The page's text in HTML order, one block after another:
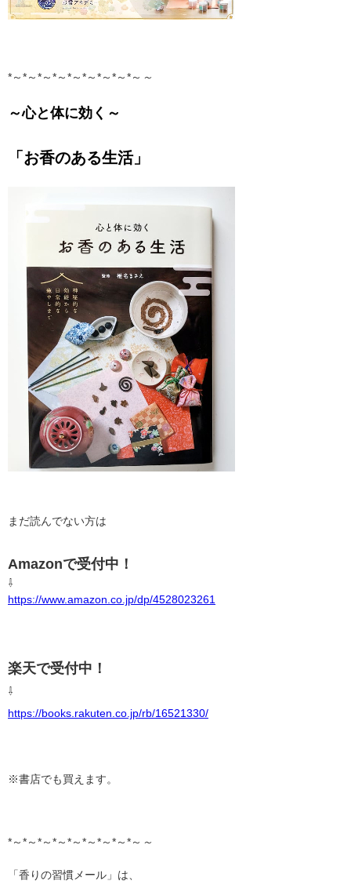
*～*～*～*～*～*～*～*～*～ ～
～心と体に効く～
「お香のある生活」
まだ読んでない方は
Amazonで受付中！
⇩
https://www.amazon.co.jp/dp/4528023261
楽天で受付中！
⇩
https://books.rakuten.co.jp/rb/16521330/
※書店でも買えます。
*～*～*～*～*～*～*～*～*～ ～
「香りの習慣メール」は、